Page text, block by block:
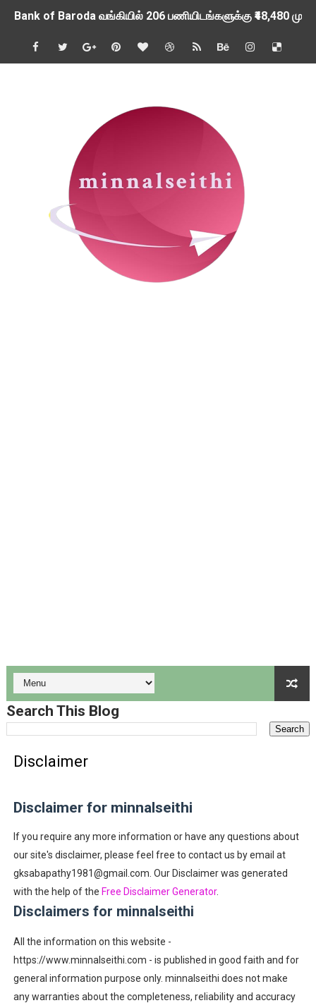
Bank of Baroda வங்கியில் 206 பணியிடங்களுக்கு ₹48,480
தலையில் அதிக பொடுகு இருந்தால் எண்ணெய் தடவலாமா?
SBI வங்கியில் 1,538 பணியிடங்களுக்கு ரூ 64,480 வரை
அரியலூர் மாவட்டத்துக்கு, வருகின்ற ஆகஸ்ட் 10 ம் தேதி ஆடி
தமிழ்நாடு மெர்கண்டைல் வங்கியில் சிறப்பு அதிகாரி, சாப்ட்வேர்
வேளாண் அறிவியல் மையத்தில் ரூ 35,400 ஊதியத்தில்
பாரத் பெட்ரோலியம் நிறுவனத்தில் 154 பணியிடங்களுக்கு ரூ
காரைக்குடி மத்திய மின் வேதியியல் ஆராய்ச்சி நிறுவனத்தில்
TMB வங்கியில் Relationship Manager (Scale I & Scale II)
தட்கல் ரெயில் டிக்கெட் முன்பதிவுக்கு கவுண்ட்டர்களில் ஆகஸ்டு
Search This Blog
Disclaimer
Disclaimer for minnalseithi
If you require any more information or have any questions about
our site's disclaimer, please feel free to contact us by email at
gksabapathy1981@gmail.com. Our Disclaimer was generated
with the help of the Free Disclaimer Generator.
Disclaimers for minnalseithi
All the information on this website -
https://www.minnalseithi.com - is published in good faith and for
general information purpose only. minnalseithi does not make
any warranties about the completeness, reliability and accuracy